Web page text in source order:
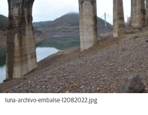
luna-archivo-embalse-12082022.jpg